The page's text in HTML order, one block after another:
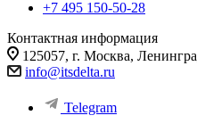
+7 495 150-50-28
Контактная информация
125057, г. Москва,
info@itsdelta.ru
Telegram